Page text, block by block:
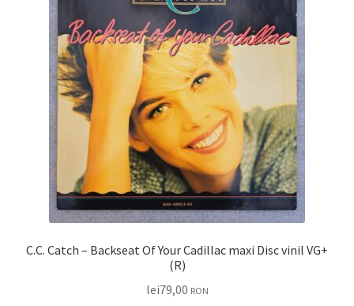
C.C. Catch – Backseat Of Your Cadillac maxi Disc vinil VG+
(R)
lei79,00 RON